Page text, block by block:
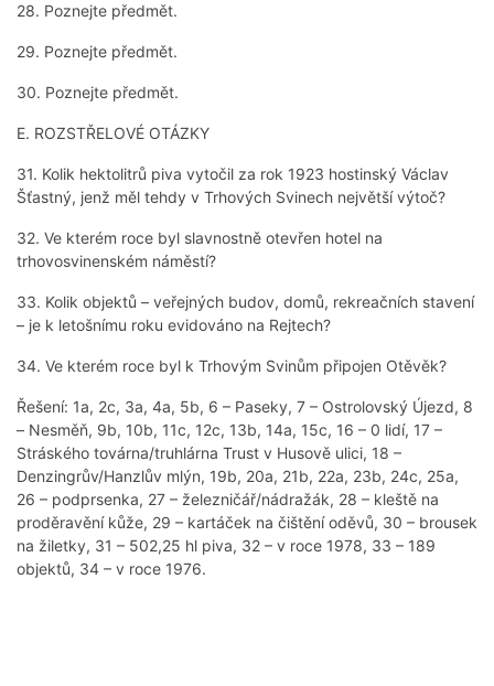
28. Poznejte předmět.
29. Poznejte předmět.
30. Poznejte předmět.
E. ROZSTŘELOVÉ OTÁZKY
31. Kolik hektolitrů piva vytočil za rok 1923 hostinský Václav
Šťastný, jenž měl tehdy v Trhových Svinech největší výtoč?
32. Ve kterém roce byl slavnostně otevřen hotel na
trhovosvinenském náměstí?
33. Kolik objektů – veřejných budov, domů, rekreačních stavení
– je k letošnímu roku evidováno na Rejtech?
34. Ve kterém roce byl k Trhovým Svinům připojen Otěvěk?
Řešení: 1a, 2c, 3a, 4a, 5b, 6 – Paseky, 7 – Ostrolovský Újezd, 8
– Nesměň, 9b, 10b, 11c, 12c, 13b, 14a, 15c, 16 – 0 lidí, 17 –
Stráského továrna/truhlárna Trust v Husově ulici, 18 –
Denzingrův/Hanzlův mlýn, 19b, 20a, 21b, 22a, 23b, 24c, 25a,
26 – podprsenka, 27 – železničář/nádražák, 28 – kleště na
proděravění kůže, 29 – kartáček na čištění oděvů, 30 – brousek
na žiletky, 31 – 502,25 hl piva, 32 – v roce 1978, 33 – 189
objektů, 34 – v roce 1976.